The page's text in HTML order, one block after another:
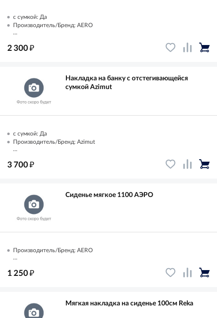
с сумкой: Да
Производитель/Бренд: AERO
...
2 300₽
Накладка на банку с отстегивающейся
сумкой Azimut
с сумкой: Да
Производитель/Бренд: Azimut
...
3 700₽
Сиденье мягкое 1100 АЭРО
Производитель/Бренд: AERO
...
1 250₽
Мягкая накладка на сиденье 100см Reka